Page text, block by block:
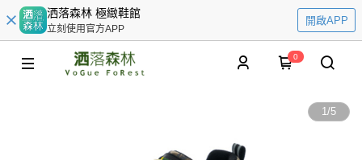
洒落森林 極緻鞋館
立刻使用官方APP
開啟APP
0
1/5